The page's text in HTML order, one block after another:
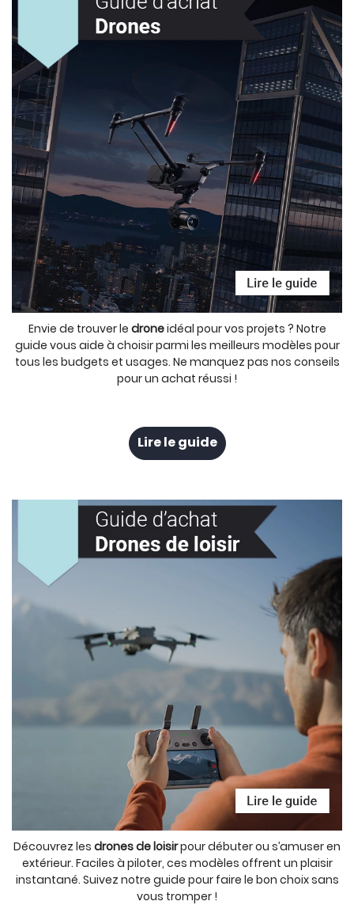
Envie de trouver le droneidéal pour vos projets ? Notre
guide vous aide à choisir parmi les meilleurs modèles pour
tous les budgets et usages. Ne manquez pas nos conseils
pour un achat réussi !
Lire le guide
Découvrez les drones de loisirpour débuter ou s’amuser en
extérieur. Faciles à piloter, ces modèles offrent un plaisir
instantané. Suivez notre guide pour faire le bon choix sans
vous tromper !